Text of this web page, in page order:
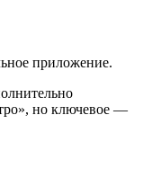
приложение.
но ключевое —